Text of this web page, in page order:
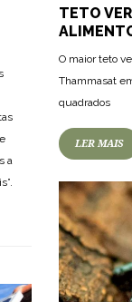
a
TETO
O maior teto
Thammasat
quadrados
LER MAIS